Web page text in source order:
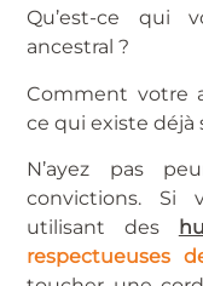
Qu’est-ce qui
ancestral ?
Comment votre
ce qui existe déjà
N’ayez pas
convictions. Si
utilisant des
respectueuses